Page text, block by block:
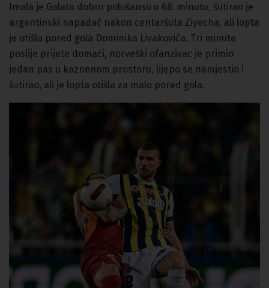
Imala je Galata dobru polušansu u 68. minutu, šutirao je
argentinski napadač nakon centaršuta Ziyecha, ali lopta
je otišla pored gola Dominika Livakovića. Tri minute
poslije prijete domaći, norveški ofanzivac je primio
jedan pas u kaznenom prostoru, lijepo se namjestio i
šutirao, ali je lopta otišla za malo pored gola.